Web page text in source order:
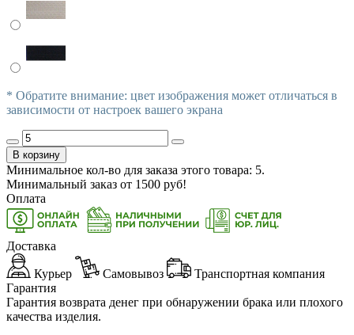
* Обратите внимание: цвет изображения может отличаться в
зависимости от настроек вашего экрана
В корзину
Минимальное кол-во для заказа этого товара: 5.
Минимальный заказ от 1500 руб!
Оплата
Доставка
Курьер Самовывоз
Транспортная компания
Гарантия
Гарантия возврата денег при обнаружении брака или плохого
качества изделия.